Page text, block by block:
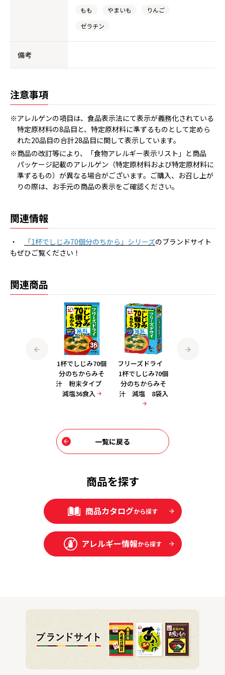
もも やまいも
りんご
ゼラチン
備考
注意事項
※アレルゲンの項目は、食品表示法にて表示が義務化されている
特定原材料の8品目と、特定原材料に準ずるものとして定めら
れた20品目の合計28品目に関して表示しています。
※商品の改訂等により、「食物アレルギー表示リスト」と商品
パッケージ記載のアレルゲン（特定原材料および特定原材料に
準ずるもの）が異なる場合がございます。ご購入、お召し上が
りの際は、お手元の商品の表示をご確認ください。
関連情報
・ 「1杯でしじみ70個分のちから」シリーズのブランドサイト
もぜひご覧ください！
関連商品
1杯でしじみ70個
分のちからみそ
汁 粉末タイプ
減塩36食入
フリーズドライ
1杯でしじみ70個
分のちからみそ
汁 減塩 8袋入
一覧に戻る
商品を探す
商品カタログから探す
アレルギー情報から探す